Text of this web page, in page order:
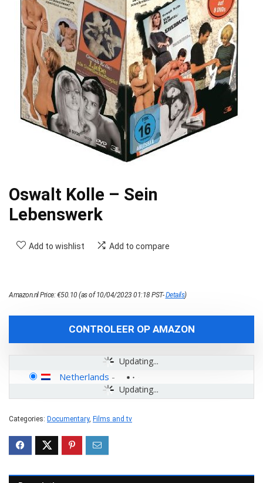
Oswalt Kolle – Sein
Lebenswerk
Add to wishlist Add to compare
Amazon.nl Price:€50.10(as of 10/04/2023 01:18 PST-Details)
CONTROLEER OP AMAZON
Updating...
Updating...
Netherlands -
Categories: Documentary, Films and tv